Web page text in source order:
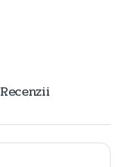
Recenzii